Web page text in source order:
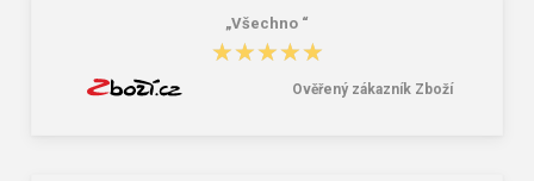
„Všechno “
★★★★★
★★★★★
Ověřený zákazník Zboží